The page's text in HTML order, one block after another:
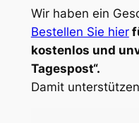
Wir haben ein
Bestellen Sie hier
kostenlos und
Tagespost“.
Damit